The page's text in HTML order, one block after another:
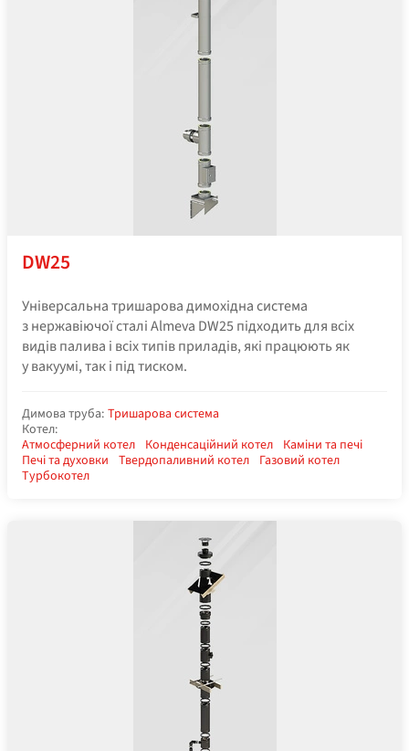
DW25
Універсальна тришарова димохідна система
з нержавіючої сталі Almeva DW25 підходить для всіх
видів палива і всіх типів приладів, які працюють як
у вакуумі, так і під тиском.
Димова труба: Тришарова система
Котел:
Атмосферний котел Конденсаційний котел Каміни та печі
Печі та духовки Твердопаливний котел Газовий котел
Турбокотел